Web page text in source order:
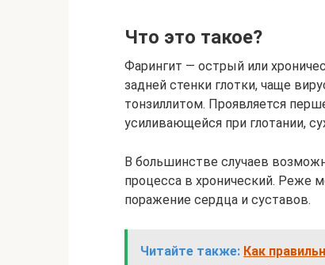
Что это такое?
Фарингит — острый или
задней стенки глотки, чаще
тонзиллитом. Проявляется
усиливающейся при глотании,
В большинстве случаев
процесса в хронический. Реже
поражение сердца и суставов.
Читайте также: Как